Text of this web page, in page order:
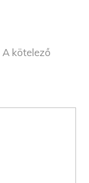
A kötelező